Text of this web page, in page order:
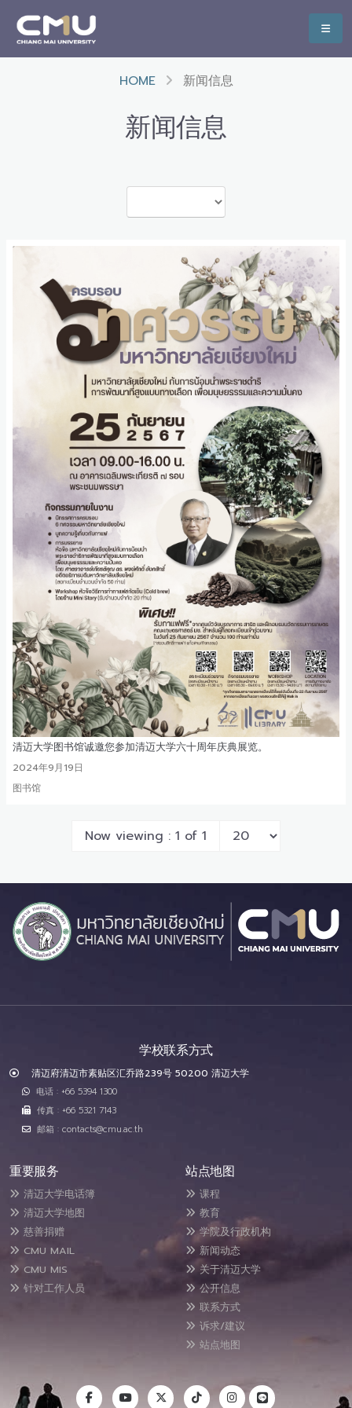
HOME 新闻信息
新闻信息
清迈大学图书馆诚邀您参加清迈大学六十周年庆典展览。
2024年9月19日
图书馆
Now viewing : 1 of 1
学校联系方式
清迈府清迈市素贴区汇乔路239号 50200 清迈大学
电话 : +66 5394 1300
传真 : +66 5321 7143
邮箱 : contacts@cmu.ac.th
重要服务
清迈大学电话簿
清迈大学地图
慈善捐赠
CMU MAIL
CMU MIS
针对工作人员
站点地图
课程
教育
学院及行政机构
新闻动态
关于清迈大学
公开信息
联系方式
诉求/建议
站点地图